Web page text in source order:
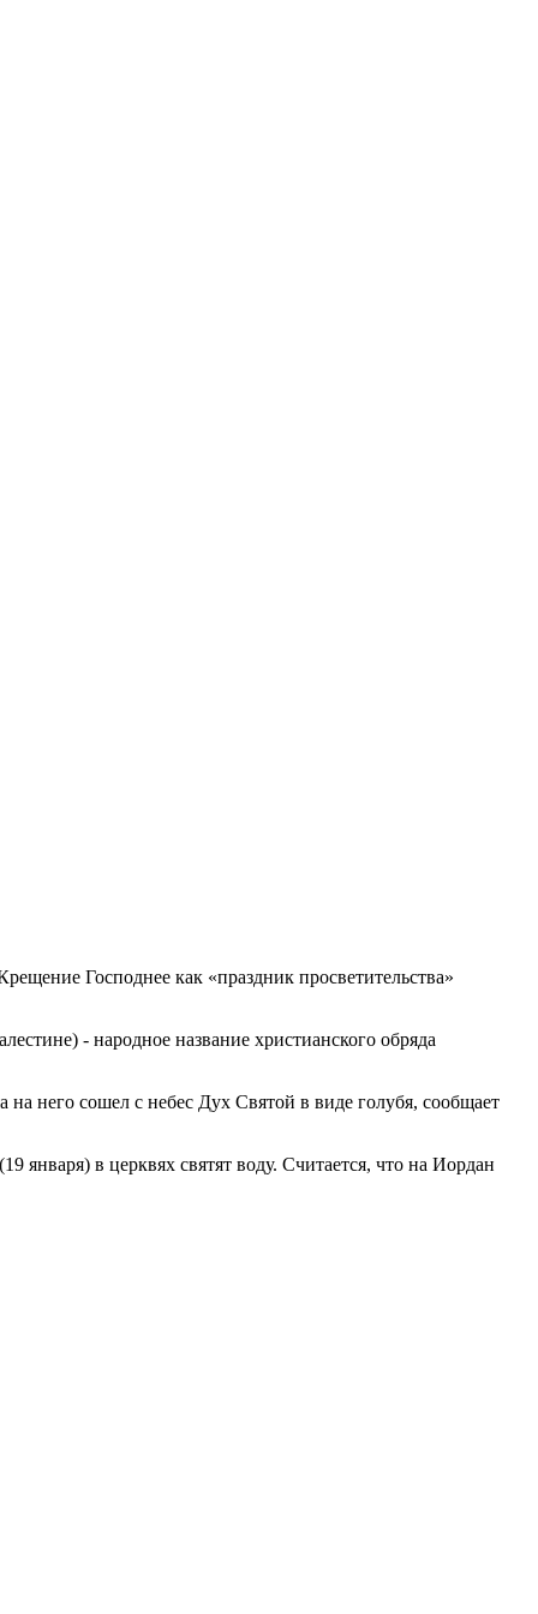
Господнее как «праздник просветительства»
- народное название христианского обряда
на него сошел с небес Дух Святой в виде голубя, сообщает
января) в церквях святят воду. Считается, что на Иордан